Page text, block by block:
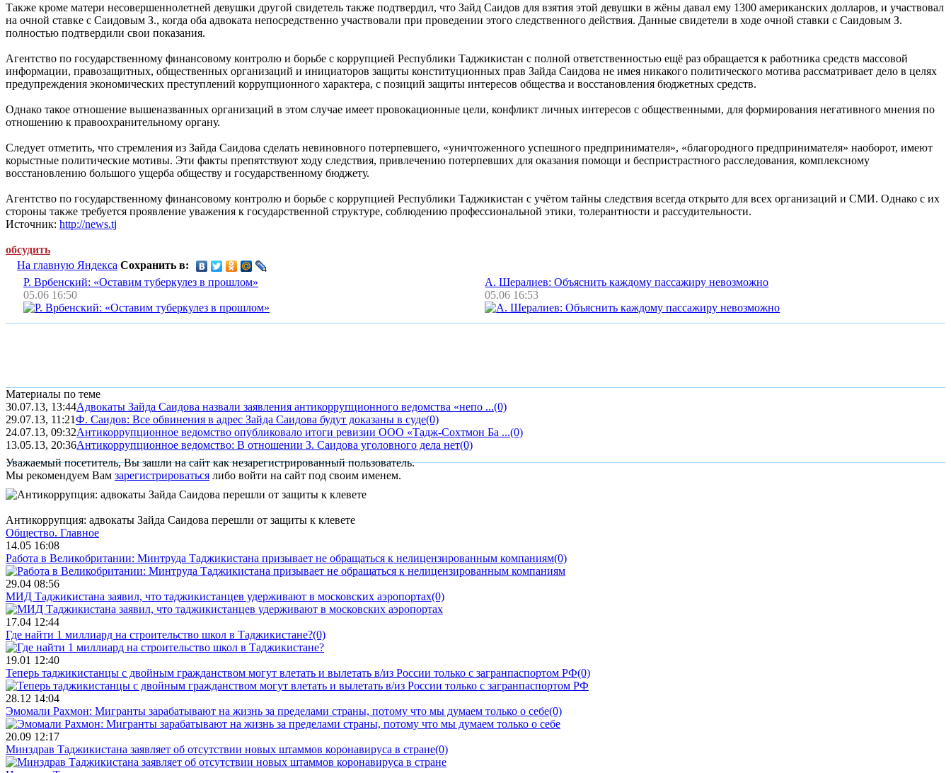
Также кроме матери несовершеннолетней девушки другой свидетель также подтвердил, что Зайд Саидов для взятия этой девушки в жёны давал ему 1300 американских долларов, и участвовал
на очной ставке с Саидовым З., когда оба адвоката непосредственно участвовали при проведении этого следственного действия. Данные свидетели в ходе очной ставки с Саидовым З.
полностью подтвердили свои показания.
Агентство по государственному финансовому контролю и борьбе с коррупцией Республики Таджикистан с полной ответственностью ещё раз обращается к работника средств массовой
информации, правозащитных, общественных организаций и инициаторов защиты конституционных прав Зайда Саидова не имея никакого политического мотива рассматривает дело в целях
предупреждения экономических преступлений коррупционного характера, с позиций защиты интересов общества и восстановления бюджетных средств.
Однако такое отношение вышеназванных организаций в этом случае имеет провокационные цели, конфликт личных интересов с общественными, для формирования негативного мнения по
отношению к правоохранительному органу.
Следует отметить, что стремления из Зайда Саидова сделать невиновного потерпевшего, «уничтоженного успешного предпринимателя», «благородного предпринимателя» наоборот, имеют
корыстные политические мотивы. Эти факты препятствуют ходу следствия, привлечению потерпевших для оказания помощи и беспристрастного расследования, комплексному
восстановлению большого ущерба обществу и государственному бюджету.
Агентство по государственному финансовому контролю и борьбе с коррупцией Республики Таджикистан с учётом тайны следствия всегда открыто для всех организаций и СМИ. Однако с их
стороны также требуется проявление уважения к государственной структуре, соблюдению профессиональной этики, толерантности и рассудительности.
Источник: http://news.tj
обсудить
На главную Яндекса Сохранить в:
Р. Врбенский: «Оставим туберкулез в прошлом»
05.06 16:50
А. Шералиев: Объяснить каждому пассажиру невозможно
05.06 16:53
Материалы по теме
30.07.13, 13:44Адвокаты Зайда Саидова назвали заявления антикоррупционного ведомства «непо ...(0)
29.07.13, 11:21Ф. Саидов: Все обвинения в адрес Зайда Саидова будут доказаны в суде(0)
24.07.13, 09:32Антикоррупционное ведомство опубликовало итоги ревизии ООО «Тадж-Сохтмон Ба ...(0)
13.05.13, 20:36Антикоррупционное ведомство: В отношении З. Саидова уголовного дела нет(0)
Уважаемый посетитель, Вы зашли на сайт как незарегистрированный пользователь.
Мы рекомендуем Вам зарегистрироваться либо войти на сайт под своим именем.
Антикоррупция: адвокаты Зайда Саидова перешли от защиты к клевете
Общество. Главное
14.05 16:08
Работа в Великобритании: Минтруда Таджикистана призывает не обращаться к нелицензированным компаниям(0)
29.04 08:56
МИД Таджикистана заявил, что таджикистанцев удерживают в московских аэропортах(0)
17.04 12:44
Где найти 1 миллиард на строительство школ в Таджикистане?(0)
19.01 12:40
Теперь таджикистанцы с двойным гражданством могут влетать и вылетать в/из России только с загранпаспортом РФ(0)
28.12 14:04
Эмомали Рахмон: Мигранты зарабатывают на жизнь за пределами страны, потому что мы думаем только о себе(0)
20.09 12:17
Минздрав Таджикистана заявляет об отсутствии новых штаммов коронавируса в стране(0)